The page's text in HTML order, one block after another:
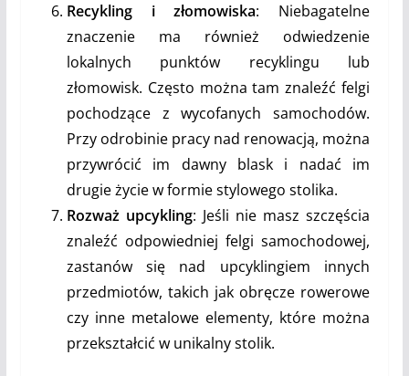
Recykling i złomowiska: Niebagatelne
znaczenie ma również odwiedzenie
lokalnych punktów recyklingu lub
złomowisk. Często można tam znaleźć felgi
pochodzące z wycofanych samochodów.
Przy odrobinie pracy nad renowacją, można
przywrócić im dawny blask i nadać im
drugie życie w formie stylowego stolika.
Rozważ upcykling: Jeśli nie masz szczęścia
znaleźć odpowiedniej felgi samochodowej,
zastanów się nad upcyklingiem innych
przedmiotów, takich jak obręcze rowerowe
czy inne metalowe elementy, które można
przekształcić w unikalny stolik.